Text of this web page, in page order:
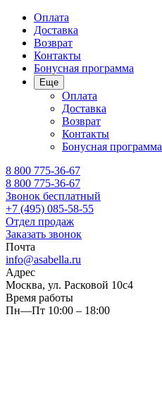
Оплата
Доставка
Возврат
Контакты
Бонусная программа
Еще
Оплата
Доставка
Возврат
Контакты
Бонусная программа
8 800 775-36-67
8 800 775-36-67
Звонок бесплатный
+7 (495) 085-58-55
Отдел продаж
Заказать звонок
Почта
info@asabella.ru
Адрес
Москва, ул. Расковой 10с4
Время работы
Пн—Пт 10:00 – 18:00